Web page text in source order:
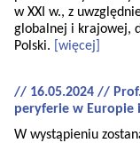
w XXI w., z
globalnej i krajowej,
Polski.
[więcej]
// 16.05.2024 //
peryferie w Europie
W wystąpieniu